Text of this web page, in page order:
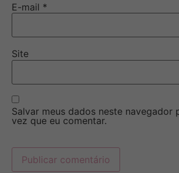
E-mail *
Site
Salvar meus dados neste navegador
vez que eu comentar.